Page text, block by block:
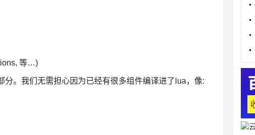
等…)
。我们无需担心因为已经有很多组件编译进了lua，像: